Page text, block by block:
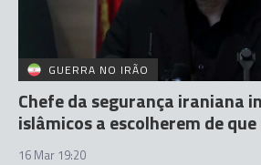
GUERRA NO IRÃO
Chefe da segurança iraniana
islâmicos a escolherem de
16 Mar 19:20